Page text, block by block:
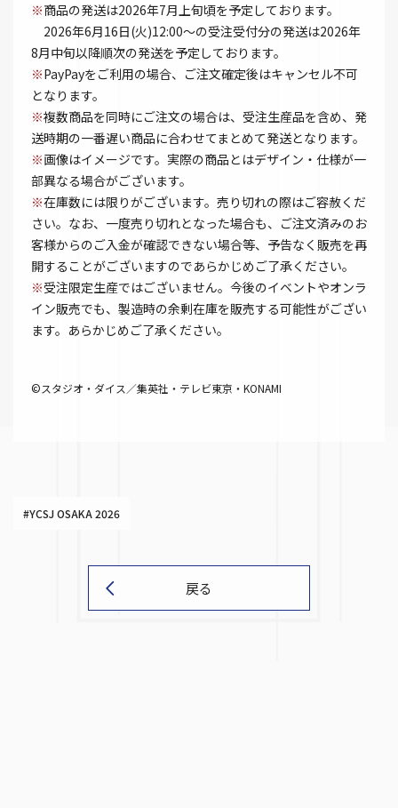
※商品の発送は2026年7月上旬頃を予定しております。
2026年6月16日(火)12:00～の受注受付分の発送は2026年
8月中旬以降順次の発送を予定しております。
※PayPayをご利用の場合、ご注文確定後はキャンセル不可
となります。
※複数商品を同時にご注文の場合は、受注生産品を含め、発
送時期の一番遅い商品に合わせてまとめて発送となります。
※画像はイメージです。実際の商品とはデザイン・仕様が一
部異なる場合がございます。
※在庫数には限りがございます。売り切れの際はご容赦くだ
さい。なお、一度売り切れとなった場合も、ご注文済みのお
客様からのご入金が確認できない場合等、予告なく販売を再
開することがございますのであらかじめご了承ください。
※受注限定生産ではございません。今後のイベントやオンラ
イン販売でも、製造時の余剰在庫を販売する可能性がござい
ます。あらかじめご了承ください。
©スタジオ・ダイス／集英社・テレビ東京・KONAMI
#YCSJ OSAKA 2026
戻る